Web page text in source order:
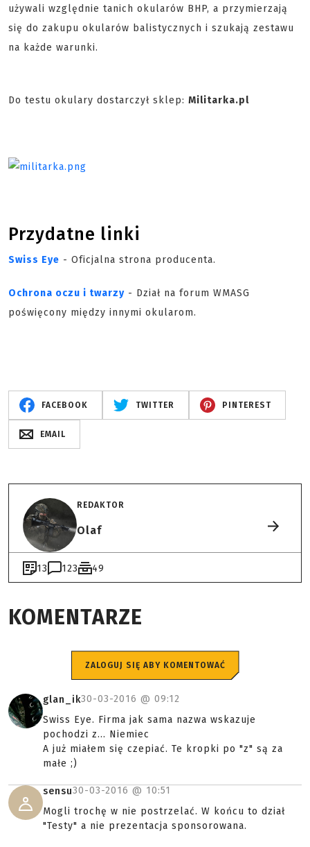
używali względnie tanich okularów BHP, a przymierzają
się do zakupu okularów balistycznych i szukają zestawu
na każde warunki.
Do testu okulary dostarczył sklep: Militarka.pl
Przydatne linki
Swiss Eye - Oficjalna strona producenta.
Ochrona oczu i twarzy - Dział na forum WMASG
poświęcony między innymi okularom.
FACEBOOK TWITTER PINTEREST
EMAIL
REDAKTOR
Olaf
13 123 49
KOMENTARZE
ZALOGUJ SIĘ ABY KOMENTOWAĆ
glan_ik30-03-2016 @ 09:12
Swiss Eye. Firma jak sama nazwa wskazuje
pochodzi z… Niemiec
A już miałem się czepiać. Te kropki po "z" są za
małe ;)
sensu30-03-2016 @ 10:51
Mogli trochę w nie postrzelać. W końcu to dział
"Testy" a nie prezentacja sponsorowana.